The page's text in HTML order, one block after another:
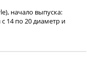
начало выпуска:
14 по 20 диаметр и